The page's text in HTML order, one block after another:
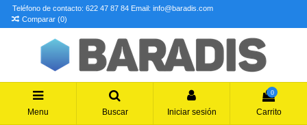
Teléfono de contacto: 622 47 87 84 Email: info@baradis.com
Comparar (0)
Menu Buscar Iniciar sesión
0
Carrito